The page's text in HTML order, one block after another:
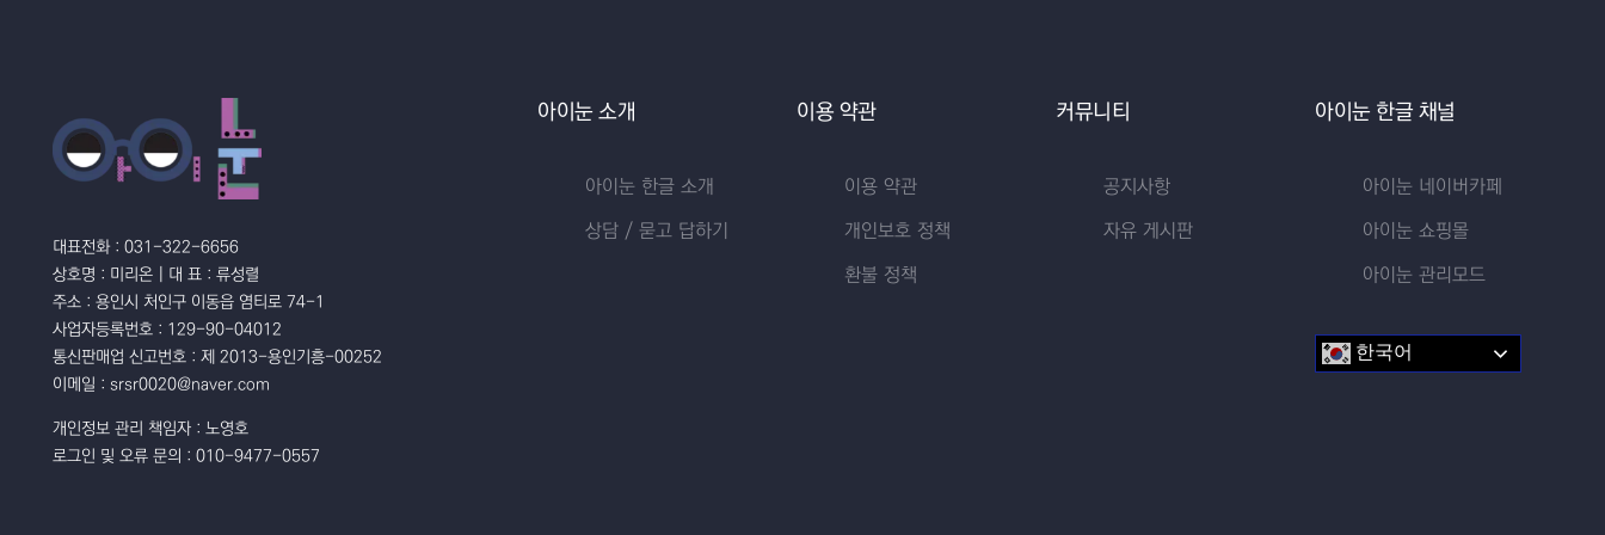
대표전화 : 031-322-6656
상호명 : 미리온 | 대 표 : 류성렬
주소 : 용인시 처인구 이동읍 염티로 74-1
사업자등록번호 : 129-90-04012
통신판매업 신고번호 : 제 2013-용인기흥-00252
이메일 : srsr0020@naver.com
개인정보 관리 책임자 : 노영호
로그인 및 오류 문의 : 010-9477-0557
아이눈 소개
아이눈 한글 소개
상담 / 묻고 답하기
이용 약관
이용 약관
개인보호 정책
환불 정책
커뮤니티
공지사항
자유 게시판
아이눈 한글 채널
아이눈 네이버카페
아이눈 쇼핑몰
아이눈 관리모드
한국어